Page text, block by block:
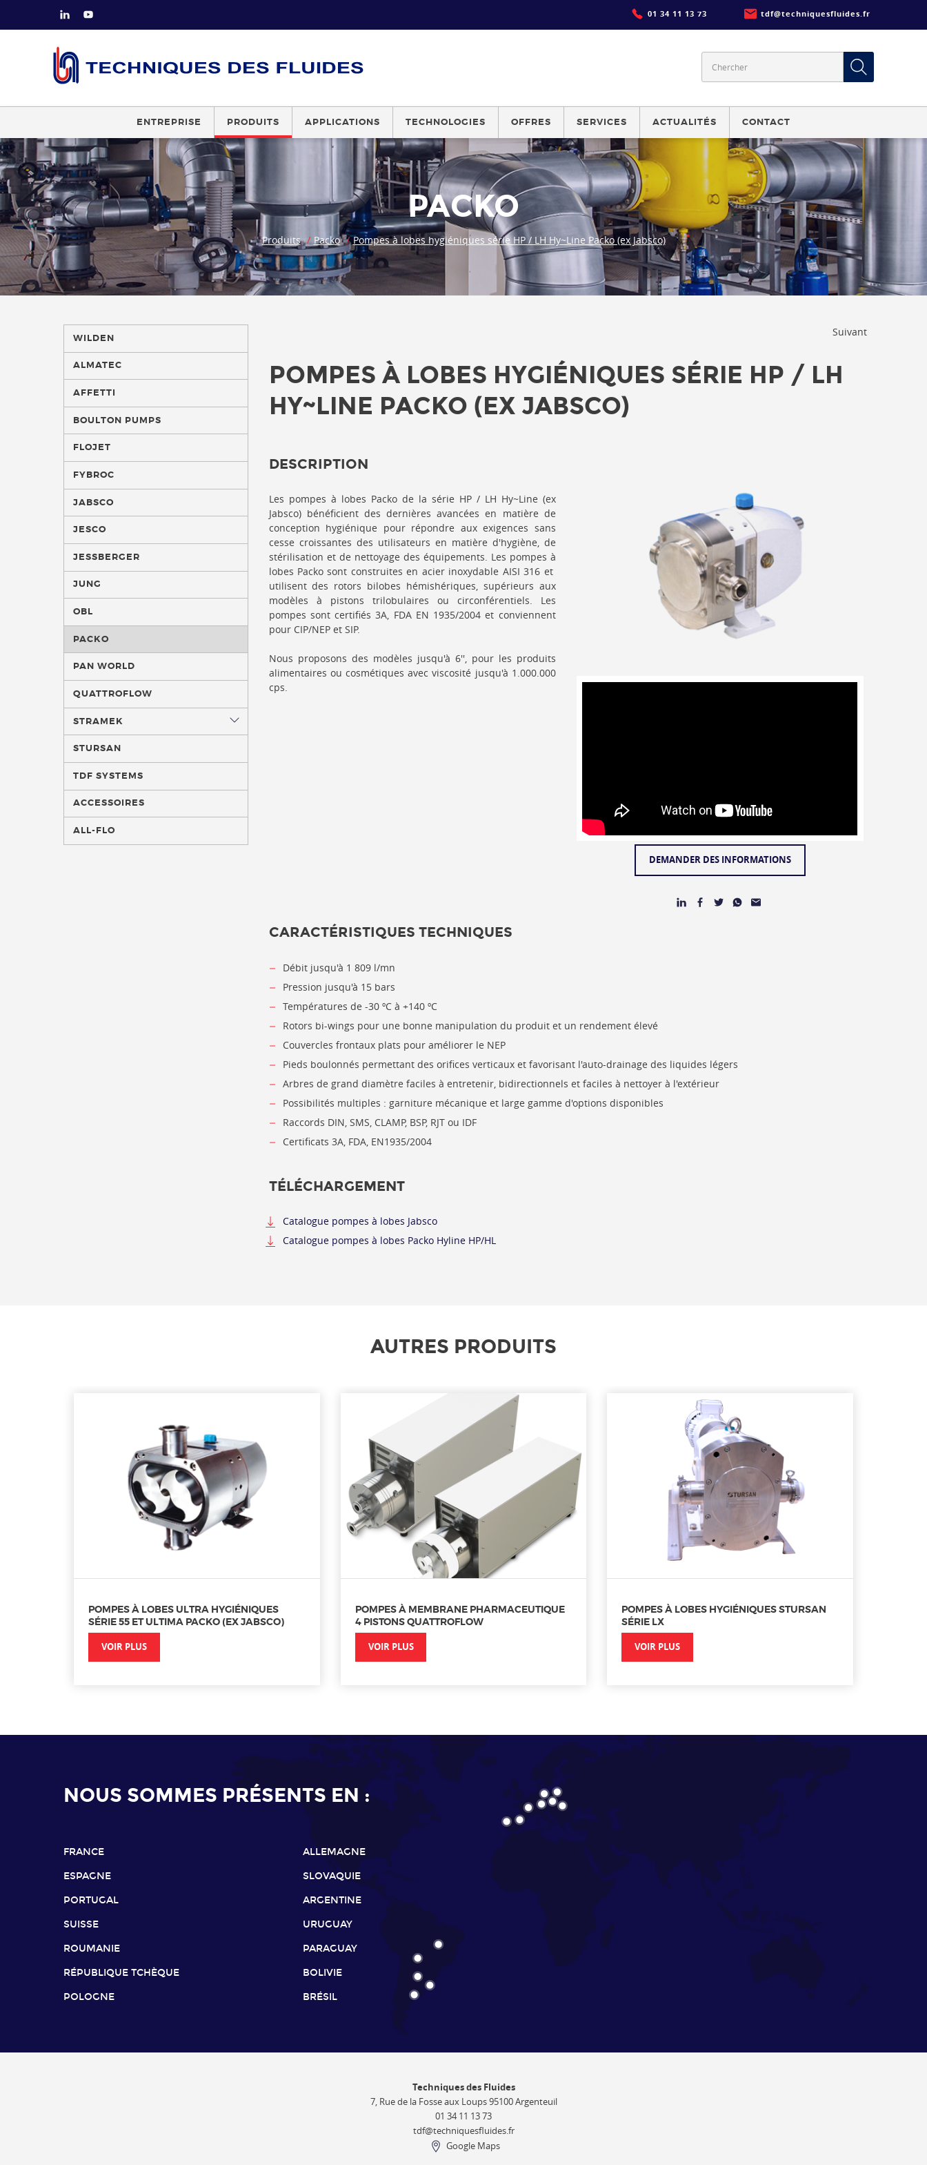
01 34 11 13 73 tdf@techniquesfluides.fr
ENTREPRISE PRODUITS APPLICATIONS TECHNOLOGIES OFFRES SERVICES ACTUALITÉS CONTACT
PACKO
Produits Packo Pompes à lobes hygiéniques série HP / LH Hy~Line Packo (ex Jabsco)
WILDEN
ALMATEC
AFFETTI
BOULTON PUMPS
FLOJET
FYBROC
JABSCO
JESCO
JESSBERGER
JUNG
OBL
PACKO
PAN WORLD
QUATTROFLOW
STRAMEK
STURSAN
TDF SYSTEMS
ACCESSOIRES
ALL-FLO
Suivant
POMPES À LOBES HYGIÉNIQUES SÉRIE HP / LH
HY~LINE PACKO (EX JABSCO)
DEMANDER DES INFORMATIONS
DESCRIPTION
Les pompes à lobes Packo de la série HP / LH Hy~Line (ex
Jabsco) bénéficient des dernières avancées en matière de
conception hygiénique pour répondre aux exigences sans
cesse croissantes des utilisateurs en matière d'hygiène, de
stérilisation et de nettoyage des équipements. Les pompes à
lobes Packo sont construites en acier inoxydable AISI 316 et
utilisent des rotors bilobes hémishériques, supérieurs aux
modèles à pistons trilobulaires ou circonférentiels. Les
pompes sont certifiés 3A, FDA EN 1935/2004 et conviennent
pour CIP/NEP et SIP.
Nous proposons des modèles jusqu'à 6'', pour les produits
alimentaires ou cosmétiques avec viscosité jusqu'à 1.000.000
cps.
CARACTÉRISTIQUES TECHNIQUES
Débit jusqu'à 1 809 l/mn
Pression jusqu'à 15 bars
Températures de -30 ºC à +140 ºC
Rotors bi-wings pour une bonne manipulation du produit et un rendement élevé
Couvercles frontaux plats pour améliorer le NEP
Pieds boulonnés permettant des orifices verticaux et favorisant l'auto-drainage des liquides légers
Arbres de grand diamètre faciles à entretenir, bidirectionnels et faciles à nettoyer à l'extérieur
Possibilités multiples : garniture mécanique et large gamme d'options disponibles
Raccords DIN, SMS, CLAMP, BSP, RJT ou IDF
Certificats 3A, FDA, EN1935/2004
TÉLÉCHARGEMENT
Catalogue pompes à lobes Jabsco
Catalogue pompes à lobes Packo Hyline HP/HL
AUTRES PRODUITS
POMPES À LOBES ULTRA HYGIÉNIQUES
SÉRIE 55 ET ULTIMA PACKO (EX JABSCO)
VOIR PLUS
POMPES À MEMBRANE PHARMACEUTIQUE
4 PISTONS QUATTROFLOW
VOIR PLUS
POMPES À LOBES HYGIÉNIQUES STURSAN
SÉRIE LX
VOIR PLUS
NOUS SOMMES PRÉSENTS EN :
FRANCE
ESPAGNE
PORTUGAL
SUISSE
ROUMANIE
RÉPUBLIQUE TCHÈQUE
POLOGNE
ALLEMAGNE
SLOVAQUIE
ARGENTINE
URUGUAY
PARAGUAY
BOLIVIE
BRÉSIL
Techniques des Fluides
7, Rue de la Fosse aux Loups 95100 Argenteuil
01 34 11 13 73
tdf@techniquesfluides.fr
Google Maps